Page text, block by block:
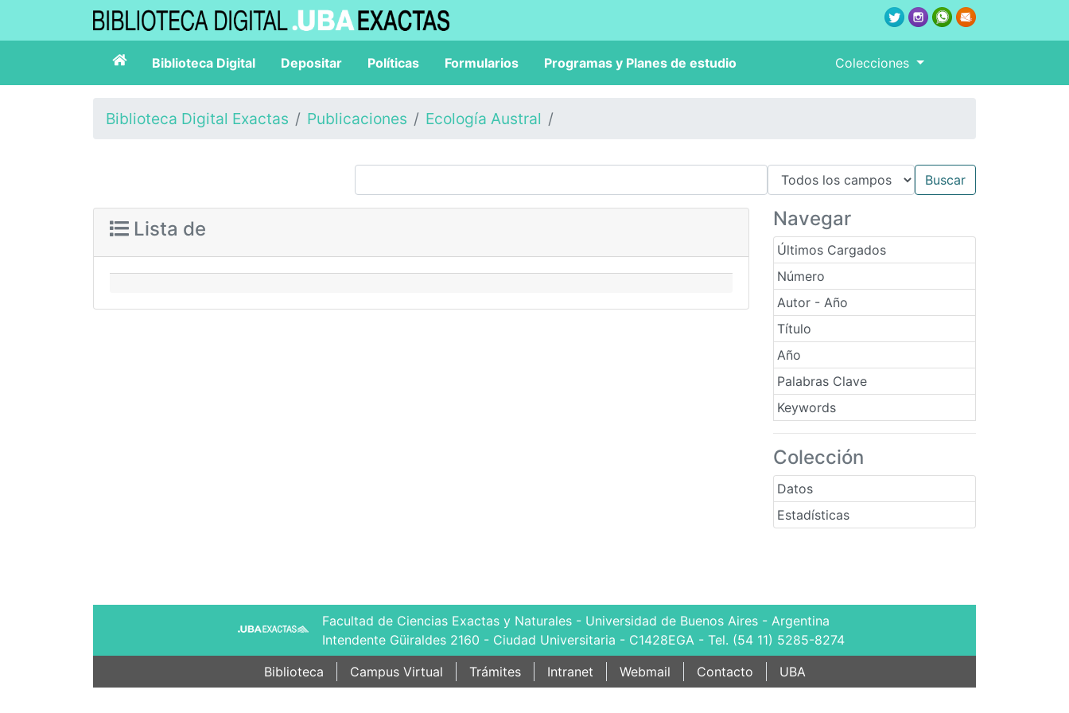
Biblioteca Digital Depositar Políticas Formularios Programas y Planes de estudio Colecciones
Biblioteca Digital Exactas Publicaciones Ecología Austral
Navegar
Últimos Cargados
Número
Autor - Año
Título
Año
Palabras Clave
Keywords
Colección
Datos
Estadísticas
Lista de
Facultad de Ciencias Exactas y Naturales - Universidad de Buenos Aires - Argentina
Intendente Güiraldes 2160 - Ciudad Universitaria - C1428EGA - Tel. (54 11) 5285-8274
Biblioteca
Campus Virtual Trámites Intranet Webmail Contacto UBA